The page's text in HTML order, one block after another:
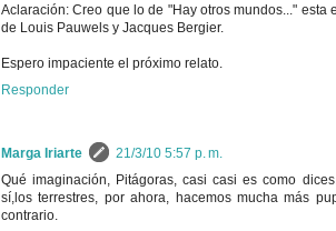
Aclaración: Creo que lo de "Hay otros mundos..." esta
de Louis Pauwels y Jacques Bergier.
Espero impaciente el próximo relato.
Responder
Marga Iriarte
21/3/10 5:57 p. m.
Qué imaginación, Pitágoras, casi casi es como
sí,los terrestres, por ahora, hacemos mucha más
contrario.